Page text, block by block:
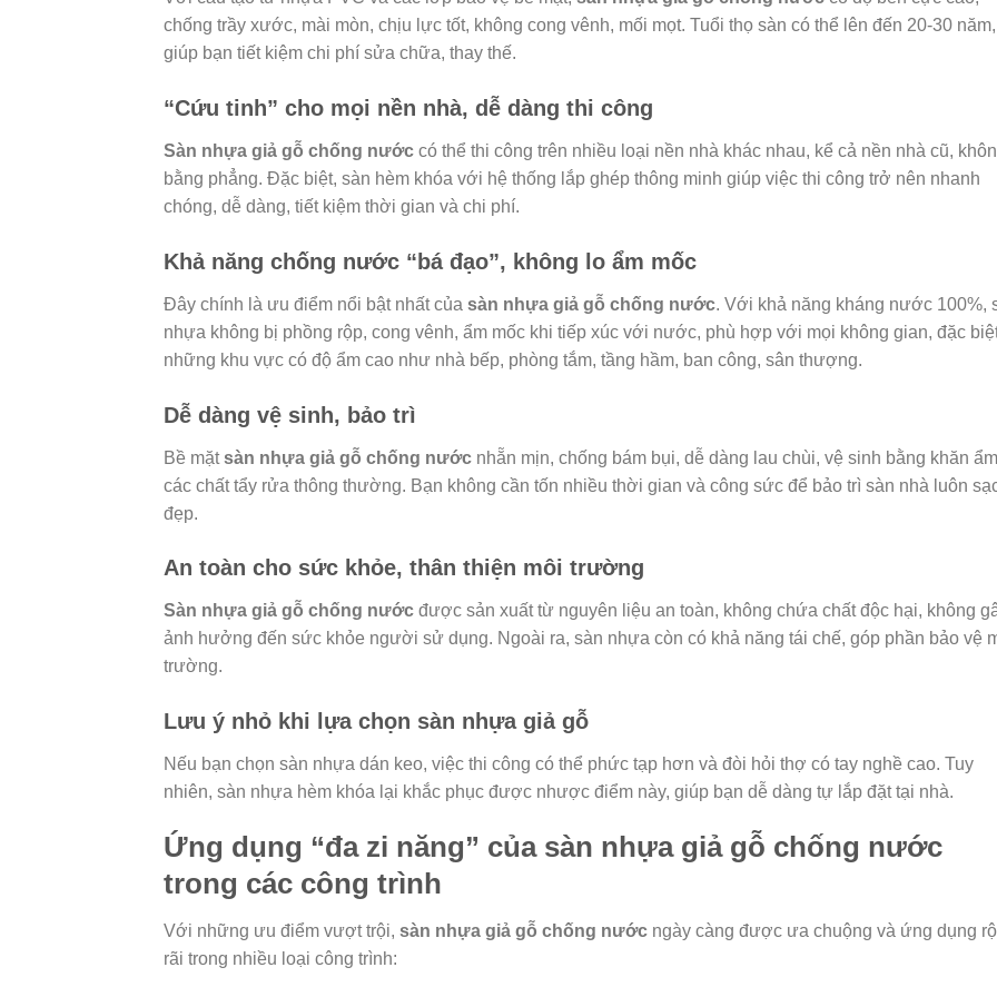
chống trầy xước, mài mòn, chịu lực tốt, không cong vênh, mối mọt. Tuổi thọ sàn có thể lên đến 20-30 năm,
giúp bạn tiết kiệm chi phí sửa chữa, thay thế.
“Cứu tinh” cho mọi nền nhà, dễ dàng thi công
Sàn nhựa giả gỗ chống nước có thể thi công trên nhiều loại nền nhà khác nhau, kể cả nền nhà cũ,
bằng phẳng. Đặc biệt, sàn hèm khóa với hệ thống lắp ghép thông minh giúp việc thi công trở nên nhanh
chóng, dễ dàng, tiết kiệm thời gian và chi phí.
Khả năng chống nước “bá đạo”, không lo ẩm mốc
Đây chính là ưu điểm nổi bật nhất của sàn nhựa giả gỗ chống nước. Với khả năng kháng nước 100%,
nhựa không bị phồng rộp, cong vênh, ẩm mốc khi tiếp xúc với nước, phù hợp với mọi không gian, đặc
những khu vực có độ ẩm cao như nhà bếp, phòng tắm, tầng hầm, ban công, sân thượng.
Dễ dàng vệ sinh, bảo trì
Bề mặtsàn nhựa giả gỗ chống nước nhẵn mịn, chống bám bụi, dễ dàng lau chùi, vệ sinh bằng khăn
các chất tẩy rửa thông thường. Bạn không cần tốn nhiều thời gian và công sức để bảo trì sàn nhà luôn
đẹp.
An toàn cho sức khỏe, thân thiện môi trường
Sàn nhựa giả gỗ chống nước được sản xuất từ nguyên liệu an toàn, không chứa chất độc hại, không
ảnh hưởng đến sức khỏe người sử dụng. Ngoài ra, sàn nhựa còn có khả năng tái chế, góp phần bảo vệ
trường.
Lưu ý nhỏ khi lựa chọn sàn nhựa giả gỗ
Nếu bạn chọn sàn nhựa dán keo, việc thi công có thể phức tạp hơn và đòi hỏi thợ có tay nghề cao. Tuy
nhiên, sàn nhựa hèm khóa lại khắc phục được nhược điểm này, giúp bạn dễ dàng tự lắp đặt tại nhà.
Ứng dụng “đa zi năng” của sàn nhựa giả gỗ chống nước
trong các công trình
Với những ưu điểm vượt trội, sàn nhựa giả gỗ chống nước ngày càng được ưa chuộng và ứng dụng
rãi trong nhiều loại công trình: